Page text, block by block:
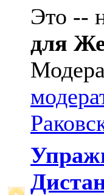
Это --
для